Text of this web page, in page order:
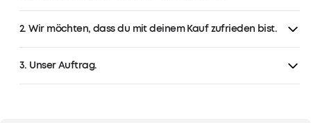
2. Wir möchten, dass du mit deinem Kauf zufrieden bist.
3. Unser Auftrag.